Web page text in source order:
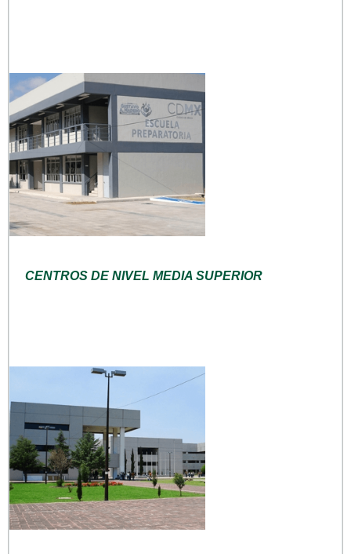
CENTROS DE NIVEL MEDIA SUPERIOR